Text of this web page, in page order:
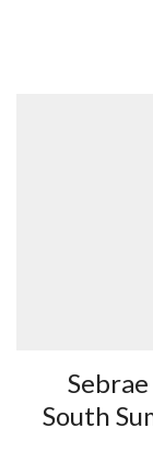
South